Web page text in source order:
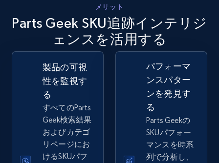
URL, Product id, Title, Seller name, Seller rating,
Seller reviews, Breadcrumbs, Root category, and
more.
2.5K+ 359+ 今すぐ始める
eBay - Gather data on products using
specified keywords
URL, Product id, Title, Seller name, Seller rating,
Seller reviews, Breadcrumbs, Root category, and
メリット
Parts Geek SKU追跡インテリジ
ェンスを活用する
製品の可視
性を監視す
る
すべてのParts
Geek検索結果
およびカテゴ
リページにお
けるSKUパフ
パフォーマ
ンスパター
ンを発見す
る
Parts Geekの
SKUパフォー
マンスを時系
列で分析し、